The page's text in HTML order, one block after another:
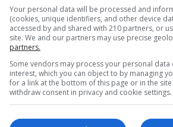
w miejscowym planie
zabudowy mieszkaniowej.
: 130 000 zł / działkę
do rezerwacji terminów
Paraciej
Your personal data will be processed and
(cookies, unique identifiers, and other device
accessed by and shared with 210 partners, or
site. We and our partners may use precise
partners.
Some vendors may process your personal
interest, which you can object to by managing
for a link at the bottom of this page or in the
withdraw consent in privacy and cookie settings.